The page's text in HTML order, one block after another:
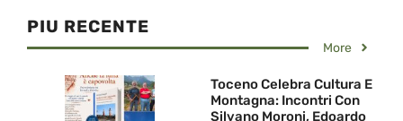
PIU RECENTE
More
Toceno Celebra Cultura E
Montagna: Incontri Con
Silvano Moroni, Edoardo